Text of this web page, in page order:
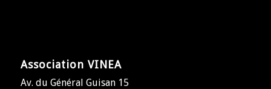
Association VINEA
Av. du Général Guisan 15